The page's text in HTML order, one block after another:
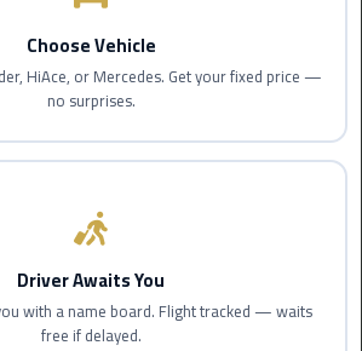
Limousine
Port
Choose Vehicle
HiAce, or Mercedes. Get your fixed price —
no surprises.
Driver Awaits You
with a name board. Flight tracked — waits
free if delayed.